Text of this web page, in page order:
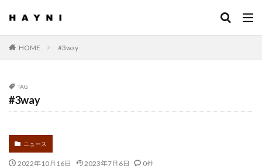
HOME #3way
TAG
#3way
ニュース
2022年10月16日 2023年7月6日 0件